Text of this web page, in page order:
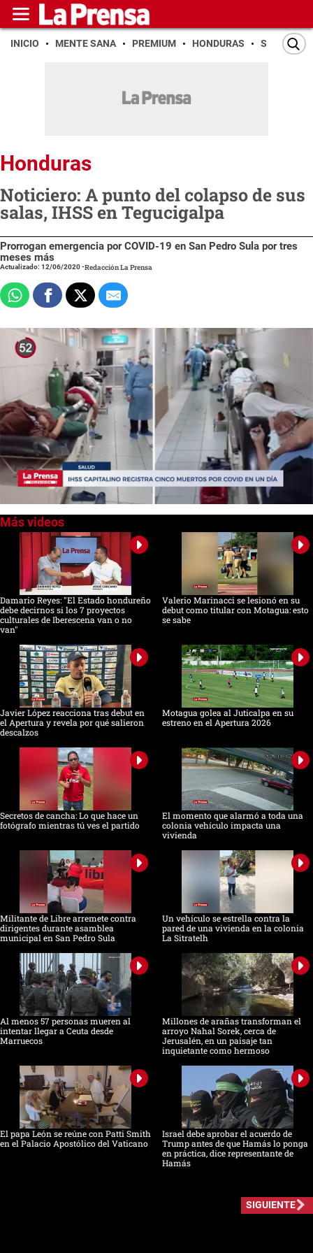
INICIO MENTE SANA PREMIUM HONDURAS SAN PEDRO
Honduras
Noticiero: A punto del colapso de sus
salas, IHSS en Tegucigalpa
Prorrogan emergencia por COVID-19 en San Pedro Sula por tres
meses más
Actualizado: 12/06/2020-Redacción La Prensa
seconds
seconds
Damario Reyes: "El Estado hondureño
debe decirnos si los 7 proyectos
culturales de Iberescena van o no
van"
Valerio Marinacci se lesionó en su
debut como titular con Motagua: esto
se sabe
Javier López reacciona tras debut en
el Apertura y revela por qué salieron
descalzos
Motagua golea al Juticalpa en su
estreno en el Apertura 2026
Secretos de cancha: Lo que hace un
fotógrafo mientras tú ves el partido
El momento que alarmó a toda una
colonia vehículo impacta una
vivienda
Militante de Libre arremete contra
dirigentes durante asamblea
municipal en San Pedro Sula
Un vehículo se estrella contra la
pared de una vivienda en la colonia
La Sitratelh
Al menos 57 personas mueren al
intentar llegar a Ceuta desde
Marruecos
Millones de arañas transforman el
arroyo Nahal Sorek, cerca de
Jerusalén, en un paisaje tan
inquietante como hermoso
El papa León se reúne con Patti Smith
en el Palacio Apostólico del Vaticano
Israel debe aprobar el acuerdo de
Trump antes de que Hamás lo ponga
en práctica, dice representante de
Hamás
SIGUIENTE